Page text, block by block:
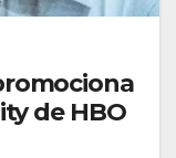
de HBO